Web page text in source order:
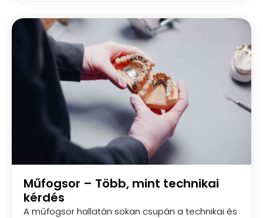
Műfogsor – Több, mint technikai
kérdés
A műfogsor hallatán sokan csupán a technikai és